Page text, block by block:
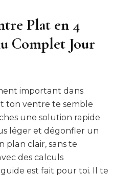
Plat en 4
Complet Jour
important dans
ton ventre te semble
une solution rapide
léger et dégonfler un
plan clair, sans te
des calculs
est fait pour toi. Il te